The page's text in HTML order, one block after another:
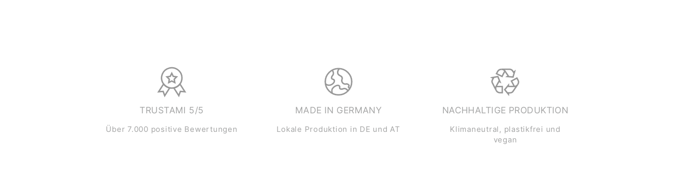
TRUSTAMI 5/5
Über 7.000 positive Bewertungen
MADE IN GERMANY
Lokale Produktion in DE und AT
NACHHALTIGE PRODUKTION
Klimaneutral, plastikfrei und
vegan